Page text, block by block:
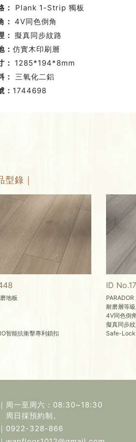
Plank 1-Strip 獨板
4V同色倒角
擬真同步紋路
： 仿實木印刷層
1285*194*8mm
：
三氧化二鋁
： 1744698
型錄｜
地板
智能抗衝擊專利鎖扣
ID
耐磨層等
4V同色倒
擬真同步
Safe-Lock
周一至周六：08:30~18:30
周日採預約制。
0922-328-866